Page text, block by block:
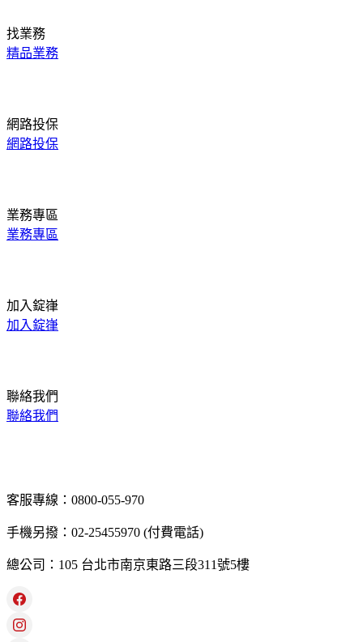
找業務
精品業務
網路投保
網路投保
業務專區
業務專區
加入錠嵂
加入錠嵂
聯絡我們
聯絡我們
客服專線：0800-055-970
手機另撥：02-25455970 (付費電話)
總公司：105 台北市南京東路三段311號5樓